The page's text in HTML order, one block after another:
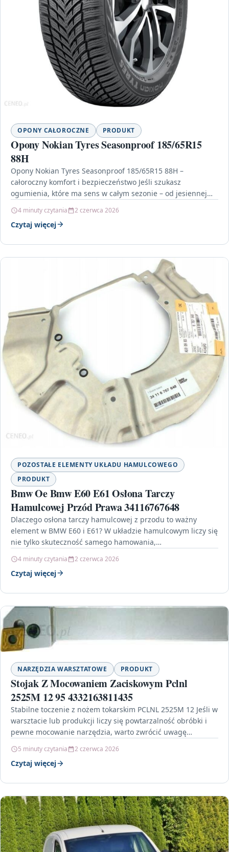
OPONY CAŁOROCZNE PRODUKT
Opony Nokian Tyres Seasonproof 185/65R15
88H
Opony Nokian Tyres Seasonproof 185/65R15 88H –
całoroczny komfort i bezpieczeństwo Jeśli szukasz
ogumienia, które ma sens w całym sezonie – od jesiennej
4 minuty czytania 2 czerwca 2026
Czytaj więcej
POZOSTAŁE ELEMENTY UKŁADU HAMULCOWEGO
PRODUKT
Bmw Oe Bmw E60 E61 Osłona Tarczy
Hamulcowej Przód Prawa 34116767648
Dlaczego osłona tarczy hamulcowej z przodu to ważny
element w BMW E60 i E61? W układzie hamulcowym liczy się
nie tylko skuteczność samego hamowania,…
4 minuty czytania 2 czerwca 2026
Czytaj więcej
NARZĘDZIA WARSZTATOWE PRODUKT
Stojak Z Mocowaniem Zaciskowym Pclnl
2525M 12 95 4332163811435
Stabilne toczenie z nożem tokarskim PCLNL 2525M 12 Jeśli w
warsztacie lub produkcji liczy się powtarzalność obróbki i
pewne mocowanie narzędzia, warto zwrócić uwagę…
5 minuty czytania 2 czerwca 2026
Czytaj więcej